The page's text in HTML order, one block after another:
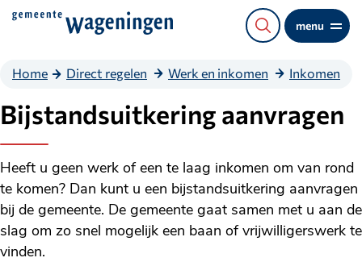
Direct
content
menu
Home Direct regelen Werk en inkomen Inkomen
Bijstandsuitkering aanvragen
Heeft u geen werk of een te laag inkomen om van rond
te komen? Dan kunt u een bijstandsuitkering aanvragen
bij de gemeente. De gemeente gaat samen met u aan de
slag om zo snel mogelijk een baan of vrijwilligerswerk te
vinden.